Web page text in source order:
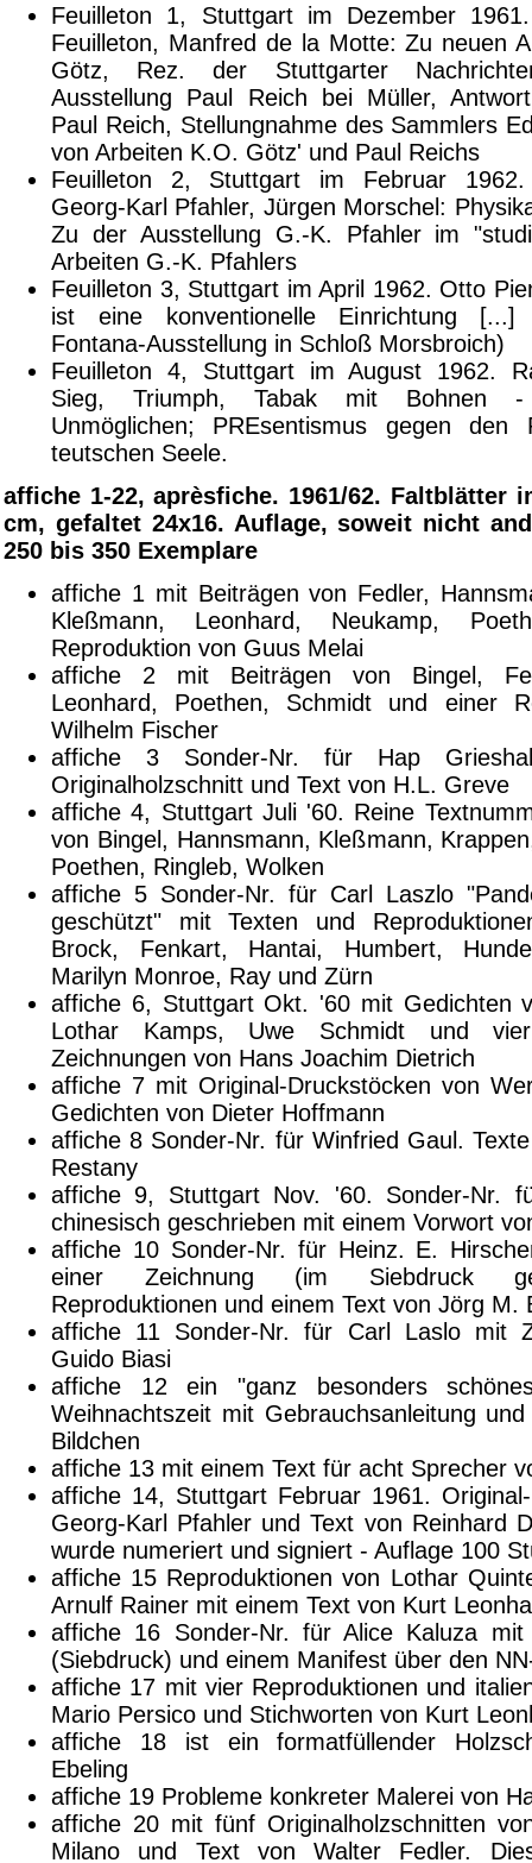
Feuilleton 1, Stuttgart im Dezember
Feuilleton, Manfred de la Motte: Zu neuen
Götz, Rez. der Stuttgarter
Ausstellung Paul Reich bei Müller,
Paul Reich, Stellungnahme des Sammlers
von Arbeiten K.O. Götz' und Paul Reichs
Feuilleton 2, Stuttgart im Februar
Georg-Karl Pfahler, Jürgen Morschel:
Zu der Ausstellung G.-K. Pfahler im
Arbeiten G.-K. Pfahlers
Feuilleton 3, Stuttgart im April 1962. Otto
ist eine konventionelle Einrichtung [...]
Fontana-Ausstellung in Schloß Morsbroich)
Feuilleton 4, Stuttgart im August 1962.
Sieg, Triumph, Tabak mit Bohnen
Unmöglichen; PREsentismus gegen den
teutschen Seele.
affiche 1-22, aprèsfiche. 1961/62. Faltblätter
cm, gefaltet 24x16. Auflage, soweit nicht
250 bis 350 Exemplare
affiche 1 mit Beiträgen von Fedler,
Kleßmann, Leonhard, Neukamp,
Reproduktion von Guus Melai
affiche 2 mit Beiträgen von Bingel,
Leonhard, Poethen, Schmidt und einer
Wilhelm Fischer
affiche 3 Sonder-Nr. für Hap
Originalholzschnitt und Text von H.L. Greve
affiche 4, Stuttgart Juli '60. Reine
von Bingel, Hannsmann, Kleßmann,
Poethen, Ringleb, Wolken
affiche 5 Sonder-Nr. für Carl Laszlo
geschützt" mit Texten und
Brock, Fenkart, Hantai, Humbert,
Marilyn Monroe, Ray und Zürn
affiche 6, Stuttgart Okt. '60 mit Gedichten
Lothar Kamps, Uwe Schmidt und vier
Zeichnungen von Hans Joachim Dietrich
affiche 7 mit Original-Druckstöcken von
Gedichten von Dieter Hoffmann
affiche 8 Sonder-Nr. für Winfried Gaul.
Restany
affiche 9, Stuttgart Nov. '60. Sonder-Nr.
chinesisch geschrieben mit einem Vorwort
affiche 10 Sonder-Nr. für Heinz. E.
einer Zeichnung (im Siebdruck
Reproduktionen und einem Text von Jörg M.
affiche 11 Sonder-Nr. für Carl Laslo mit
Guido Biasi
affiche 12 ein "ganz besonders
Weihnachtszeit mit Gebrauchsanleitung
Bildchen
affiche 13 mit einem Text für acht Sprecher
affiche 14, Stuttgart Februar 1961.
Georg-Karl Pfahler und Text von Reinhard
wurde numeriert und signiert - Auflage 100
affiche 15 Reproduktionen von Lothar
Arnulf Rainer mit einem Text von Kurt
affiche 16 Sonder-Nr. für Alice Kaluza
(Siebdruck) und einem Manifest über den
affiche 17 mit vier Reproduktionen und
Mario Persico und Stichworten von Kurt
affiche 18 ist ein formatfüllender
Ebeling
affiche 19 Probleme konkreter Malerei von
affiche 20 mit fünf Originalholzschnitten
Milano und Text von Walter Fedler.